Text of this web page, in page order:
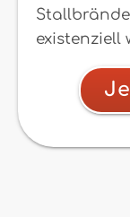
existenziell